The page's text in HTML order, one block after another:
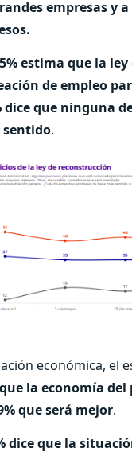
empresas y
estima que la
de empleo
dice que ninguna
sentido.
económica, el
la economía del
que será mejor.
dice que la